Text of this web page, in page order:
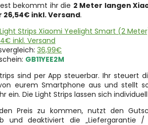
bekommt ihr die 2 Meter langen
26,54€ inkl. Versand.
Light Strips Xiaomi Yeelight Smart (2
inkl. Versand
36,99€
GB11YEE2M
sind per App steuerbar. Ihr steuert
eurem Smartphone aus und stellt
ein. Die Light Strips lassen sich
Preis zu kommen, nutzt den
und deaktiviert die „Liefergarantie /